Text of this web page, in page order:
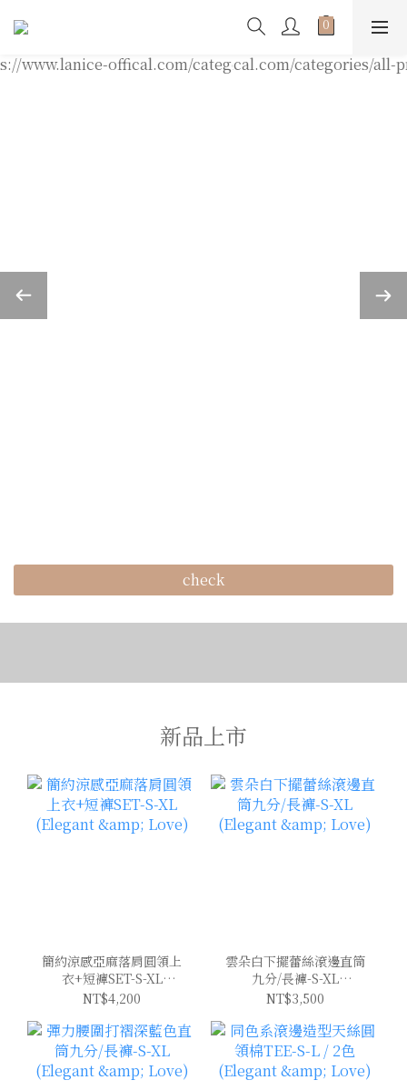
check
新品上市
簡約涼感亞麻落肩圓領上
衣+短褲SET-S-XL
(Elegant & Love)
NT$4,200
雲朵白下擺蕾絲滾邊直筒
九分/長褲-S-XL
(Elegant & Love)
NT$3,500